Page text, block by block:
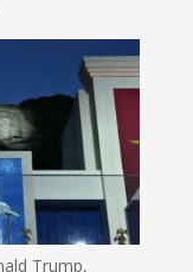
Trump,